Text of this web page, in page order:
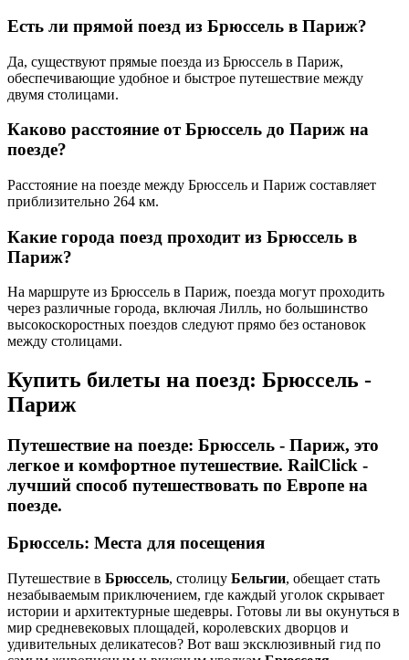
Есть ли прямой поезд из Брюссель в Париж?
Да, существуют прямые поезда из Брюссель в Париж,
обеспечивающие удобное и быстрое путешествие между
двумя столицами.
Каково расстояние от Брюссель до Париж на
поезде?
Расстояние на поезде между Брюссель и Париж составляет
приблизительно 264 км.
Какие города поезд проходит из Брюссель в
Париж?
На маршруте из Брюссель в Париж, поезда могут проходить
через различные города, включая Лилль, но большинство
высокоскоростных поездов следуют прямо без остановок
между столицами.
Купить билеты на поезд: Брюссель -
Париж
Путешествие на поезде: Брюссель - Париж, это
легкое и комфортное путешествие. RailClick -
лучший способ путешествовать по Европе на
поезде.
Брюссель: Места для посещения
Путешествие в Брюссель, столицу Бельгии, обещает стать
незабываемым приключением, где каждый уголок скрывает
истории и архитектурные шедевры. Готовы ли вы окунуться в
мир средневековых площадей, королевских дворцов и
удивительных деликатесов? Вот ваш эксклюзивный гид по